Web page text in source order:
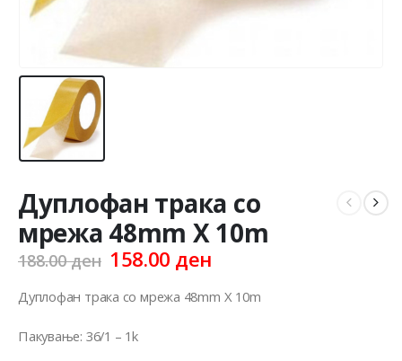
Дуплофан трака со
мрежа 48mm X 10m
188.00ден Original
was:
158.00 денCurrent
is:
Дуплофан трака со мрежа 48mm X 10m
Пакување: 36/1 – 1k